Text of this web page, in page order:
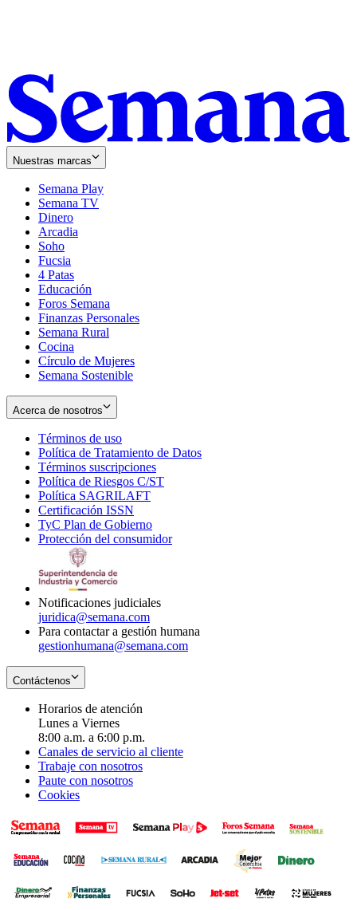
Nuestras marcas
Semana Play
Semana TV
Dinero
Arcadia
Soho
in
new
window
Fucsia
in
new
window
4 Patas
Educación
Foros Semana
Finanzas Personales
Semana Rural
Cocina
Círculo de Mujeres
Semana Sostenible
Acerca de nosotros
Términos de uso
in
new
window
Política de Tratamiento de Datos
Términos suscripciones
in
Política de Riesgos C/ST
Política SAGRILAFT
new
window
Certificación ISSN
in
new
TyC Plan de Gobierno
in
Protección del consumidorOpens
Notificaciones judiciales
juridica@semana.com
Para contactar a gestión humana
gestionhumana@semana.com
Contáctenos
Horarios de atención
Lunes a Viernes
8:00 a.m. a 6:00 p.m.
Canales de servicio al cliente
Trabaje con nosotros
Paute con nosotros
Cookies